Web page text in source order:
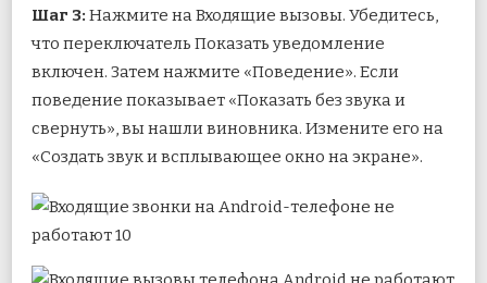
Шаг 3: Нажмите на Входящие вызовы. Убедитесь,
что переключатель Показать уведомление
включен. Затем нажмите «Поведение». Если
поведение показывает «Показать без звука и
свернуть», вы нашли виновника. Измените его на
«Создать звук и всплывающее окно на экране».